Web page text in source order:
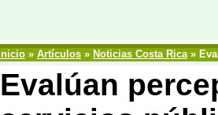
Inicio » Artículos » Noticias Costa Rica»
Evalúan